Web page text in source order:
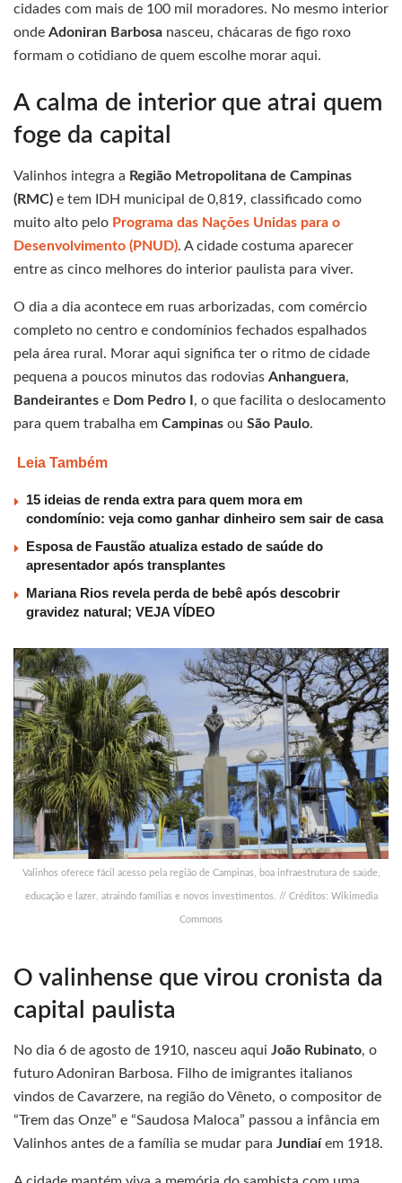
cidades com mais de 100 mil moradores. No mesmo interior
onde Adoniran Barbosa nasceu, chácaras de figo roxo
formam o cotidiano de quem escolhe morar aqui.
A calma de interior que atrai quem
foge da capital
Valinhos integra a Região Metropolitana de Campinas
(RMC) e tem IDH municipal de 0,819, classificado como
muito alto pelo Programa das Nações Unidas para o
Desenvolvimento (PNUD). A cidade costuma aparecer
entre as cinco melhores do interior paulista para viver.
O dia a dia acontece em ruas arborizadas, com comércio
completo no centro e condomínios fechados espalhados
pela área rural. Morar aqui significa ter o ritmo de cidade
pequena a poucos minutos das rodovias Anhanguera,
Bandeirantes e Dom Pedro I , o que facilita o deslocamento
para quem trabalha em Campinas ou São Paulo.
Leia Também
15 ideias de renda extra para quem mora em
condomínio: veja como ganhar dinheiro sem sair de casa
Esposa de Faustão atualiza estado de saúde do
apresentador após transplantes
Mariana Rios revela perda de bebê após descobrir
gravidez natural; VEJA VÍDEO
Valinhos oferece fácil acesso pela região de Campinas, boa infraestrutura de saúde,
educação e lazer, atraindo famílias e novos investimentos. // Créditos: Wikimedia
Commons
O valinhense que virou cronista da
capital paulista
No dia 6 de agosto de 1910, nasceu aqui João Rubinato, o
futuro Adoniran Barbosa. Filho de imigrantes italianos
vindos de Cavarzere, na região do Vêneto, o compositor de
“Trem das Onze” e “Saudosa Maloca” passou a infância em
Valinhos antes de a família se mudar para Jundiaíem 1918.